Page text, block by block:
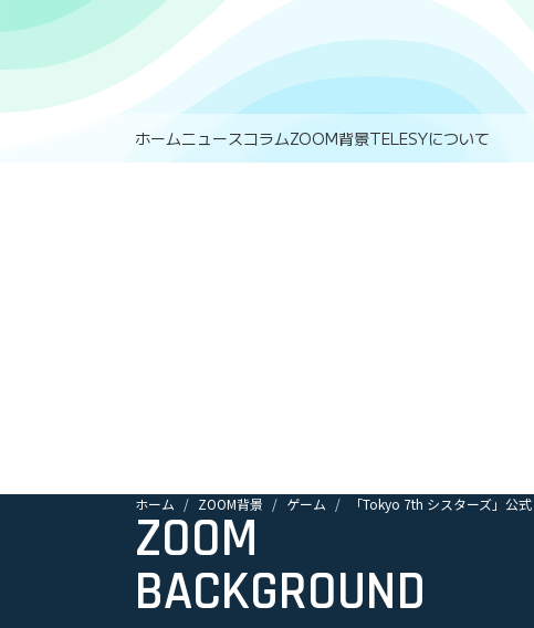
ホームニュースコラムZOOM背景TELESYについて
ホーム ZOOM背景 ゲーム 「Tokyo 7th シスターズ」公
ZOOM
BACKGROUND